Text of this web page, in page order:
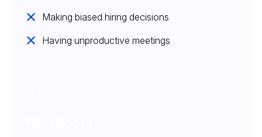
Making biased hiring decisions
Having unproductive meetings